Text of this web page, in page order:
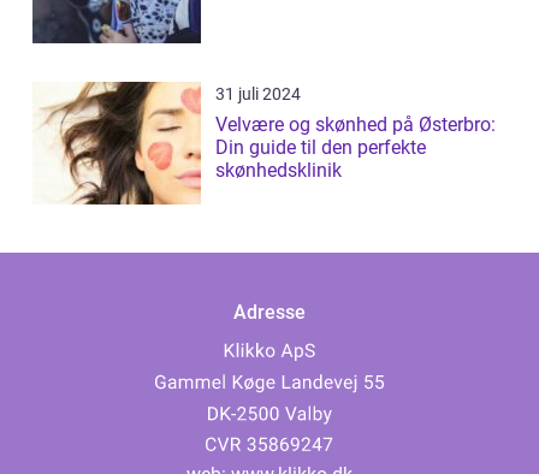
31 juli 2024
Velvære og skønhed på Østerbro:
Din guide til den perfekte
skønhedsklinik
Adresse